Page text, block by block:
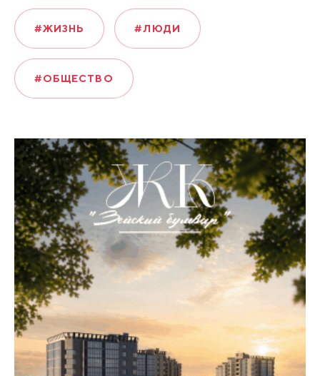
#ЖИЗНЬ #ЛЮДИ
#ОБЩЕСТВО